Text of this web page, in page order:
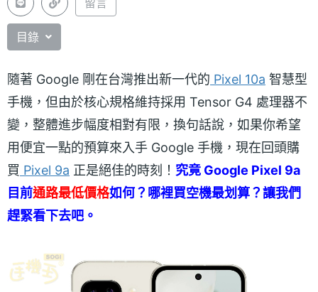
目錄
隨著 Google 剛在台灣推出新一代的 Pixel 10a 智慧型
手機，但由於核心規格維持採用 Tensor G4 處理器不
變，整體進步幅度相對有限，換句話說，如果你希望
用便宜一點的預算來入手 Google 手機，現在回頭購
買 Pixel 9a 正是絕佳的時刻！ 究竟 Google Pixel 9a
目前通路最低價格如何？哪裡買空機最划算？讓我們
趕緊看下去吧。